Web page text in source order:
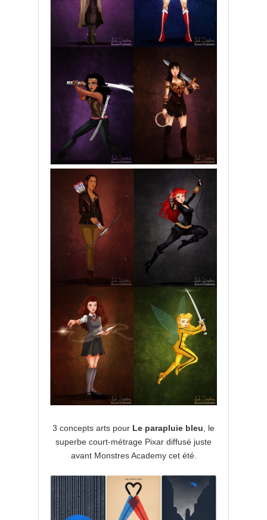
3 concepts arts pour Le parapluie bleu , le
superbe court-métrage Pixar diffusé juste
avant Monstres Academy cet été.